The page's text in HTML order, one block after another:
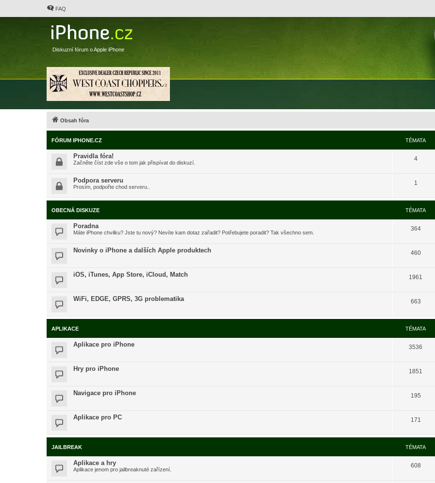
FAQ
Diskuzní fórum o Apple iPhone
Obsah fóra
FÓRUM IPHONE.CZ TÉMATA
Pravidla fóra!
Začněte číst zde vše o tom jak přispívat do diskuzí.
4
Podpora serveru
Prosím, podpořte chod serveru..
1
OBECNÁ DISKUZE TÉMATA
Poradna
Máte iPhone chvilku? Jste tu nový? Nevíte kam dotaz zařadit? Potřebujete poradit? Tak všechno sem.
364
Novinky o iPhone a dalších Apple produktech 460
iOS, iTunes, App Store, iCloud, Match 1961
WiFi, EDGE, GPRS, 3G problematika 663
APLIKACE TÉMATA
Aplikace pro iPhone 3536
Hry pro iPhone 1851
Navigace pro iPhone 195
Aplikace pro PC 171
JAILBREAK TÉMATA
Aplikace a hry
Aplikace jenom pro jailbreaknuté zařízení.
608